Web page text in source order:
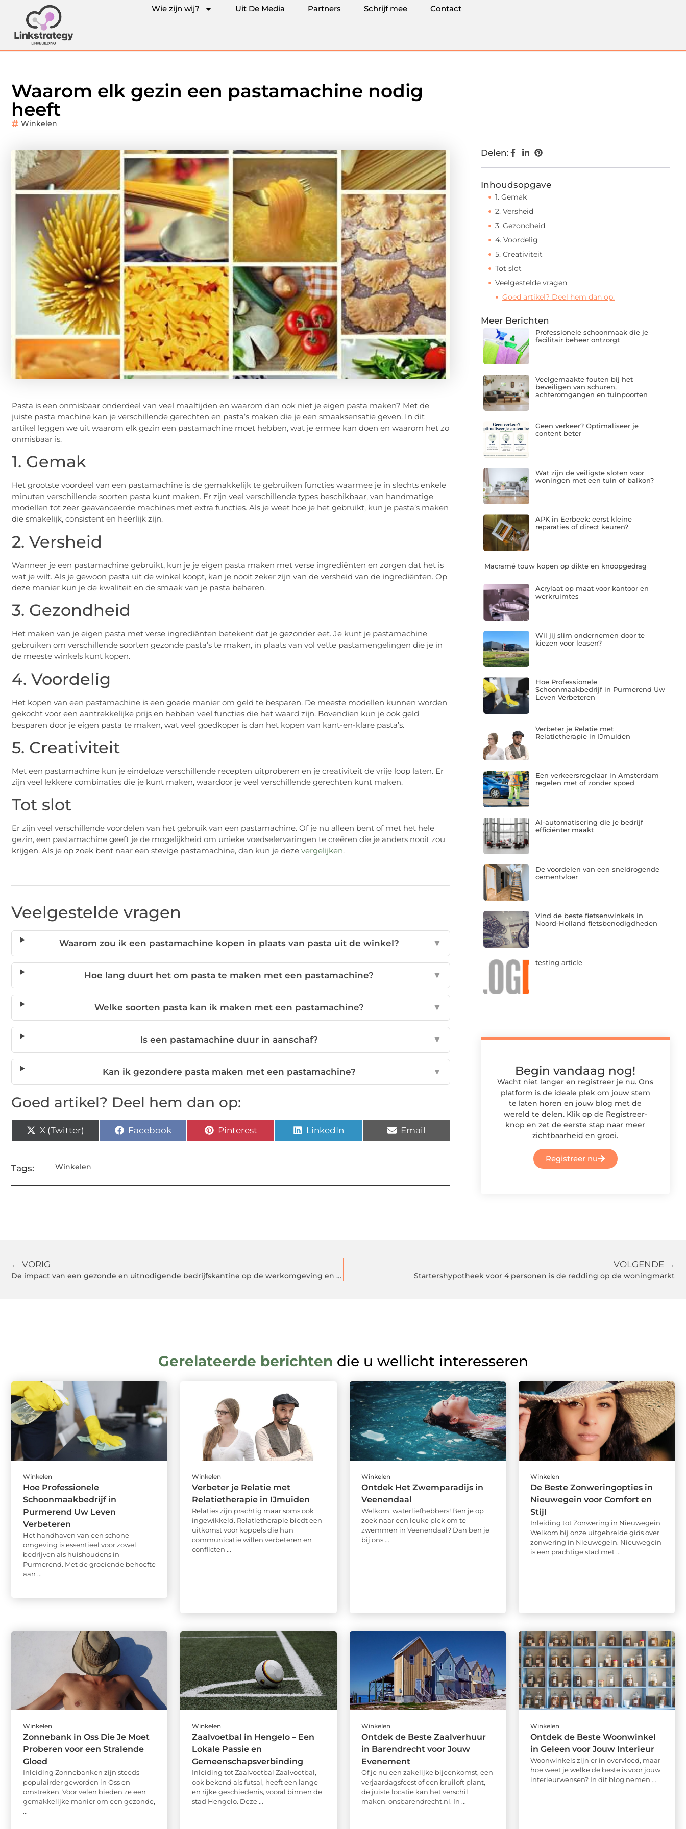
Wie zijn wij? Uit De Media Partners Schrijf mee Contact
Waarom elk gezin een pastamachine nodig
heeft
Winkelen
Pasta is een onmisbaar onderdeel van veel maaltijden en waarom dan ook niet je eigen pasta maken? Met de
juiste pasta machine kan je verschillende gerechten en pasta’s maken die je een smaaksensatie geven. In dit
artikel leggen we uit waarom elk gezin een pastamachine moet hebben, wat je ermee kan doen en waarom het zo
onmisbaar is.
1. Gemak
Het grootste voordeel van een pastamachine is de gemakkelijk te gebruiken functies waarmee je in slechts enkele
minuten verschillende soorten pasta kunt maken. Er zijn veel verschillende types beschikbaar, van handmatige
modellen tot zeer geavanceerde machines met extra functies. Als je weet hoe je het gebruikt, kun je pasta’s maken
die smakelijk, consistent en heerlijk zijn.
2. Versheid
Wanneer je een pastamachine gebruikt, kun je je eigen pasta maken met verse ingrediënten en zorgen dat het is
wat je wilt. Als je gewoon pasta uit de winkel koopt, kan je nooit zeker zijn van de versheid van de ingrediënten. Op
deze manier kun je de kwaliteit en de smaak van je pasta beheren.
3. Gezondheid
Het maken van je eigen pasta met verse ingrediënten betekent dat je gezonder eet. Je kunt je pastamachine
gebruiken om verschillende soorten gezonde pasta’s te maken, in plaats van vol vette pastamengelingen die je in
de meeste winkels kunt kopen.
4. Voordelig
Het kopen van een pastamachine is een goede manier om geld te besparen. De meeste modellen kunnen worden
gekocht voor een aantrekkelijke prijs en hebben veel functies die het waard zijn. Bovendien kun je ook geld
besparen door je eigen pasta te maken, wat veel goedkoper is dan het kopen van kant-en-klare pasta’s.
5. Creativiteit
Met een pastamachine kun je eindeloze verschillende recepten uitproberen en je creativiteit de vrije loop laten. Er
zijn veel lekkere combinaties die je kunt maken, waardoor je veel verschillende gerechten kunt maken.
Tot slot
Er zijn veel verschillende voordelen van het gebruik van een pastamachine. Of je nu alleen bent of met het hele
gezin, een pastamachine geeft je de mogelijkheid om unieke voedselervaringen te creëren die je anders nooit zou
krijgen. Als je op zoek bent naar een stevige pastamachine, dan kun je deze vergelijken.
Veelgestelde vragen
Waarom zou ik een pastamachine kopen in plaats van pasta uit de winkel? ▼
Hoe lang duurt het om pasta te maken met een pastamachine? ▼
Welke soorten pasta kan ik maken met een pastamachine? ▼
Is een pastamachine duur in aanschaf? ▼
Kan ik gezondere pasta maken met een pastamachine? ▼
Goed artikel? Deel hem dan op:
X (Twitter) Facebook Pinterest LinkedIn Email
Tags: Winkelen
Delen:
Inhoudsopgave
1. Gemak
2. Versheid
3. Gezondheid
4. Voordelig
5. Creativiteit
Tot slot
Veelgestelde vragen
Goed artikel? Deel hem dan op:
Meer Berichten
Professionele schoonmaak die je
facilitair beheer ontzorgt
Veelgemaakte fouten bij het
beveiligen van schuren,
achteromgangen en tuinpoorten
Geen verkeer? Optimaliseer je
content beter
Wat zijn de veiligste sloten voor
woningen met een tuin of balkon?
APK in Eerbeek: eerst kleine
reparaties of direct keuren?
Macramé touw kopen op dikte en knoopgedrag
Acrylaat op maat voor kantoor en
werkruimtes
Wil jij slim ondernemen door te
kiezen voor leasen?
Hoe Professionele
Schoonmaakbedrijf in Purmerend Uw
Leven Verbeteren
Verbeter je Relatie met
Relatietherapie in IJmuiden
Een verkeersregelaar in Amsterdam
regelen met of zonder spoed
AI-automatisering die je bedrijf
efficiënter maakt
De voordelen van een sneldrogende
cementvloer
Vind de beste fietsenwinkels in
Noord-Holland fietsbenodigdheden
testing article
Begin vandaag nog!
Wacht niet langer en registreer je nu. Ons
platform is de ideale plek om jouw stem
te laten horen en jouw blog met de
wereld te delen. Klik op de Registreer-
knop en zet de eerste stap naar meer
zichtbaarheid en groei.
Registreer nu
← VORIG
De impact van een gezonde en uitnodigende bedrijfskantine op de werkomgeving en de gezondheid van we
VOLGENDE →
Startershypotheek voor 4 personen is de redding op de woningmarkt
Gerelateerde berichten die u wellicht interesseren
Winkelen
Hoe Professionele
Schoonmaakbedrijf in
Purmerend Uw Leven
Verbeteren
Het handhaven van een schone
omgeving is essentieel voor zowel
bedrijven als huishoudens in
Purmerend. Met de groeiende behoefte
aan ...
Winkelen
Verbeter je Relatie met
Relatietherapie in IJmuiden
Relaties zijn prachtig maar soms ook
ingewikkeld. Relatietherapie biedt een
uitkomst voor koppels die hun
communicatie willen verbeteren en
conflicten ...
Winkelen
Ontdek Het Zwemparadijs in
Veenendaal
Welkom, waterliefhebbers! Ben je op
zoek naar een leuke plek om te
zwemmen in Veenendaal? Dan ben je
bij ons ...
Winkelen
De Beste Zonweringopties in
Nieuwegein voor Comfort en
Stijl
Inleiding tot Zonwering in Nieuwegein
Welkom bij onze uitgebreide gids over
zonwering in Nieuwegein. Nieuwegein
is een prachtige stad met ...
Winkelen
Zonnebank in Oss Die Je Moet
Proberen voor een Stralende
Gloed
Inleiding Zonnebanken zijn steeds
populairder geworden in Oss en
omstreken. Voor velen bieden ze een
gemakkelijke manier om een gezonde,
...
Winkelen
Zaalvoetbal in Hengelo – Een
Lokale Passie en
Gemeenschapsverbinding
Inleiding tot Zaalvoetbal Zaalvoetbal,
ook bekend als futsal, heeft een lange
en rijke geschiedenis, vooral binnen de
stad Hengelo. Deze ...
Winkelen
Ontdek de Beste Zaalverhuur
in Barendrecht voor Jouw
Evenement
Of je nu een zakelijke bijeenkomst, een
verjaardagsfeest of een bruiloft plant,
de juiste locatie kan het verschil
maken. onsbarendrecht.nl. In ...
Winkelen
Ontdek de Beste Woonwinkel
in Geleen voor Jouw Interieur
Woonwinkels zijn er in overvloed, maar
hoe weet je welke de beste is voor jouw
interieurwensen? In dit blog nemen ...